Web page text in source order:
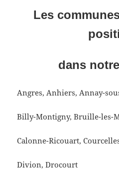
Les
dans
Angres, Anhiers, Annay-
Billy-Montigny, Bruille-les-
Calonne-Ricouart,
Divion, Drocourt